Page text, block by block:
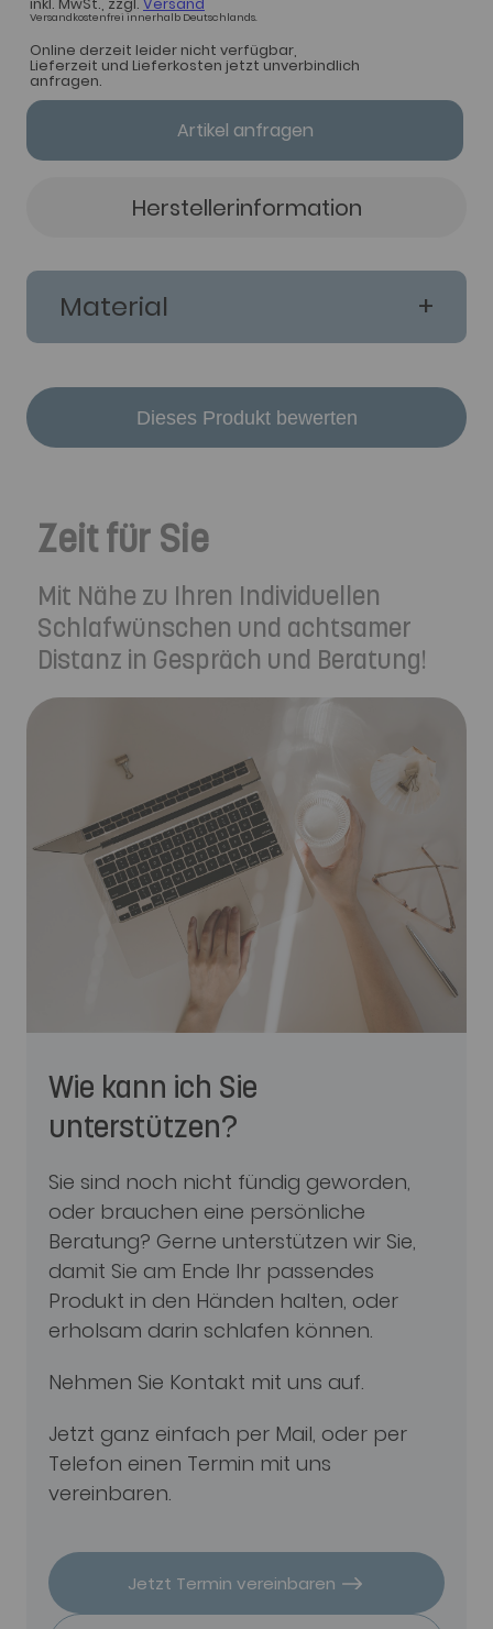
inkl. MwSt., zzgl. Versand
Versandkostenfrei innerhalb Deutschlands.
Online derzeit leider nicht verfügbar,
Lieferzeit und Lieferkosten jetzt unverbindlich
anfragen.
Artikel anfragen
Herstellerinformation
Material
Dieses Produkt bewerten
Zeit für Sie
Mit Nähe zu Ihren Individuellen
Schlafwünschen und achtsamer
Distanz in Gespräch und Beratung!
Wie kann ich Sie
unterstützen?
Sie sind noch nicht fündig geworden,
oder brauchen eine persönliche
Beratung? Gerne unterstützen wir Sie,
damit Sie am Ende Ihr passendes
Produkt in den Händen halten, oder
erholsam darin schlafen können.
Nehmen Sie Kontakt mit uns auf.
Jetzt ganz einfach per Mail, oder per
Telefon einen Termin mit uns
vereinbaren.
Jetzt Termin vereinbaren